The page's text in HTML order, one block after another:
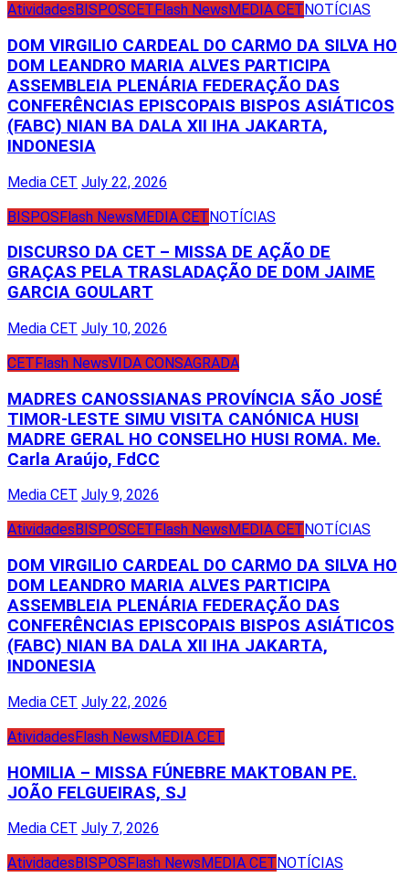
Atividades BISPOSCET Flash News MEDIA CET NOTÍCIAS
DOM VIRGILIO CARDEAL DO CARMO DA SILVA HO
DOM LEANDRO MARIA ALVES PARTICIPA
ASSEMBLEIA PLENÁRIA FEDERAÇÃO DAS
CONFERÊNCIAS EPISCOPAIS BISPOS ASIÁTICOS
(FABC) NIAN BA DALA XII IHA JAKARTA,
INDONESIA
Media CET July 22, 2026
BISPOSFlash NewsMEDIA CETNOTÍCIAS
DISCURSO DA CET – MISSA DE AÇÃO DE
GRAÇAS PELA TRASLADAÇÃO DE DOM JAIME
GARCIA GOULART
Media CET July 10, 2026
CETFlash NewsVIDA CONSAGRADA
MADRES CANOSSIANAS PROVÍNCIA SÃO JOSÉ
TIMOR-LESTE SIMU VISITA CANÓNICA HUSI
MADRE GERAL HO CONSELHO HUSI ROMA. Me.
Carla Araújo, FdCC
Media CET July 9, 2026
Atividades BISPOSCET Flash News MEDIA CET NOTÍCIAS
DOM VIRGILIO CARDEAL DO CARMO DA SILVA HO
DOM LEANDRO MARIA ALVES PARTICIPA
ASSEMBLEIA PLENÁRIA FEDERAÇÃO DAS
CONFERÊNCIAS EPISCOPAIS BISPOS ASIÁTICOS
(FABC) NIAN BA DALA XII IHA JAKARTA,
INDONESIA
Media CET July 22, 2026
AtividadesFlash NewsMEDIA CET
HOMILIA – MISSA FÚNEBRE MAKTOBAN PE.
JOÃO FELGUEIRAS, SJ
Media CET July 7, 2026
Atividades BISPOS Flash News MEDIA CET NOTÍCIAS